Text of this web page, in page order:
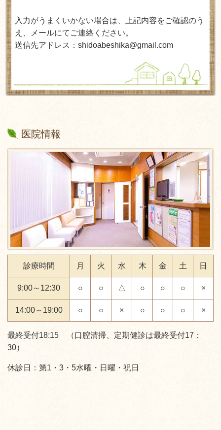
入力がうまくいかない場合は、上記内容をご確認のう
え、メールにてご連絡ください。
送信先アドレス：shidoabeshika@gmail.com
医院情報
診療時間 月 火 水 木 金 土 日
9:00～12:30 ○ ○ △ ○ ○ ○ ×
14:00～19:00 ○ ○ × ○ ○ ○ ×
最終受付18:15 （口腔清掃、定期健診は最終受付17：
30）
休診日：第1・3・5水曜・日曜・祝日